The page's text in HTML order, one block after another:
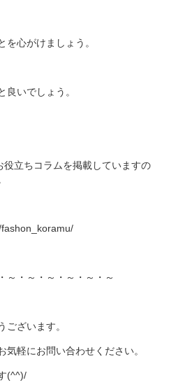
心がけましょう。
良いでしょう。
立ちコラムを掲載していますの
～・～・～・～・～・～
ございます。
軽にお問い合わせください。
(^^)/